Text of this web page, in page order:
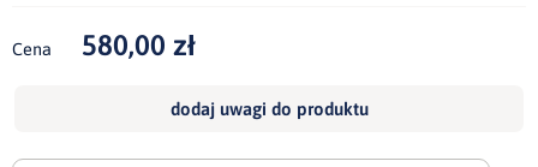
Cena 580,00 zł
dodaj uwagi do produktu